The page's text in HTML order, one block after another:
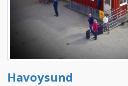
Havoysund